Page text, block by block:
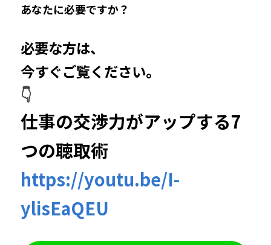
あなたに必要ですか？
必要な方は、
今すぐご覧ください。
👇
仕事の交渉力がアップする7
つの聴取術
https://youtu.be/I-
ylisEaQEU